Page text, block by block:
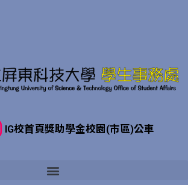
IG校首頁獎助學金校園(市區)公車